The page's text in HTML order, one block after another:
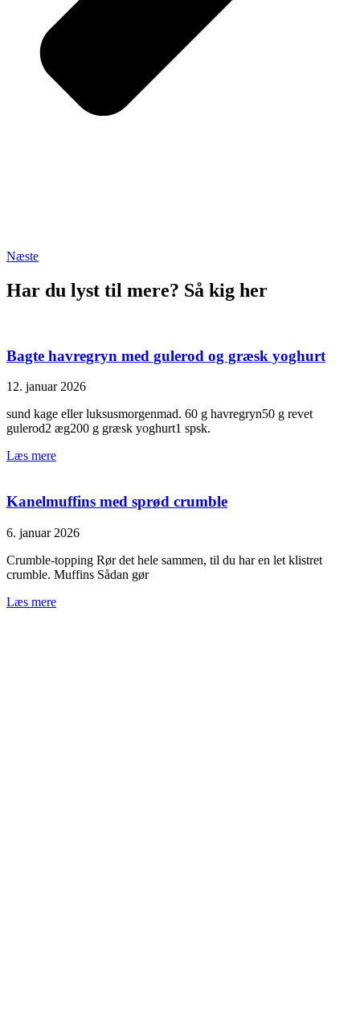
Næste
Har du lyst til mere? Så kig her
Bagte havregryn med gulerod og græsk yoghurt
12. januar 2026
sund kage eller luksusmorgenmad. 60 g havregryn50 g revet
gulerod2 æg200 g græsk yoghurt1 spsk.
Læs mere
Kanelmuffins med sprød crumble
6. januar 2026
Crumble‑topping Rør det hele sammen, til du har en let klistret
crumble. Muffins Sådan gør
Læs mere